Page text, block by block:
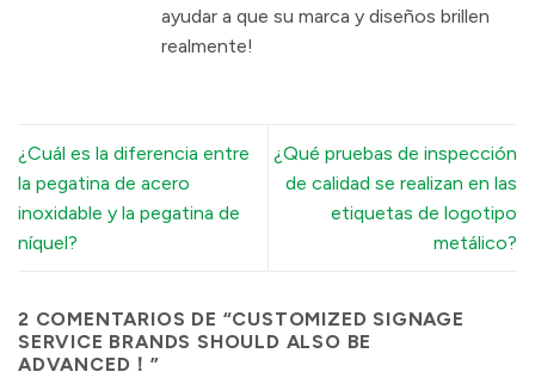
ayudar a que su marca y diseños brillen
realmente!
¿Cuál es la diferencia entre
la pegatina de acero
inoxidable y la pegatina de
níquel?
¿Qué pruebas de inspección
de calidad se realizan en las
etiquetas de logotipo
metálico?
2 COMENTARIOS DE “CUSTOMIZED SIGNAGE
SERVICE BRANDS SHOULD ALSO BE
ADVANCED！”